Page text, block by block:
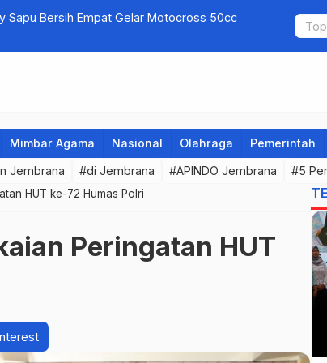
Sapu Bersih Empat Gelar Motocross 50cc Jembrana
Mimbar Agama Nasional Olahraga Pemerintah
Jembrana #di Jembrana #APINDO Jembrana #5
HUT ke-72 Humas Polri
Peringatan HUT